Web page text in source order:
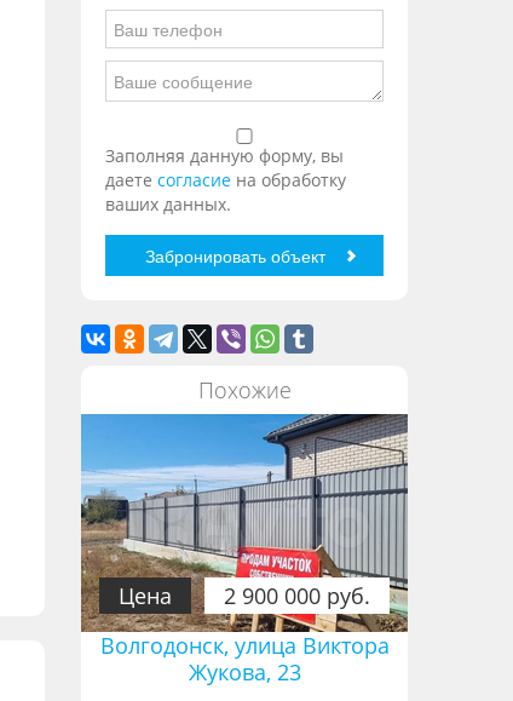
Заполняя данную форму, вы
даете согласие на обработку
ваших данных.
Похожие
2 900 000 руб.
Цена
Волгодонск, улица Виктора
Жукова, 23